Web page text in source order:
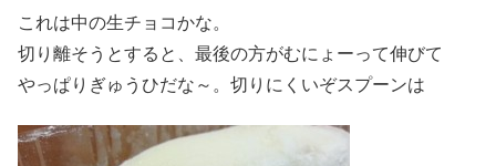
これは中の生チョコかな。
切り離そうとすると、最後の方がむにょーって伸びて
やっぱりぎゅうひだな～。切りにくいぞスプーンは